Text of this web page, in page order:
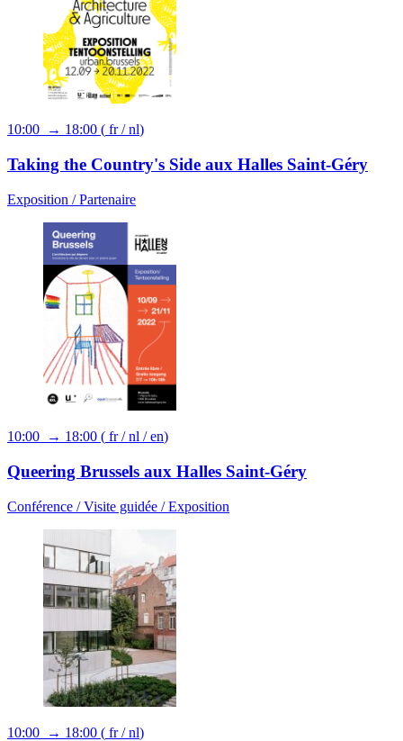
10:00 → 18:00 ( fr/nl)
Taking the Country's Side aux Halles Saint-Géry
Exposition /Partenaire
10:00 → 18:00 ( fr/nl /en)
Queering Brussels aux Halles Saint-Géry
Conférence /Visite guidée /Exposition
10:00 → 18:00 ( fr/nl)